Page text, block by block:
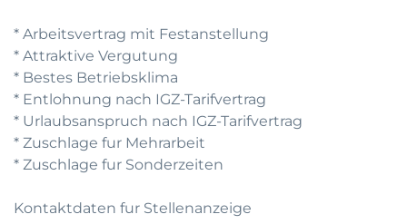
* Arbeitsvertrag mit Festanstellung
* Attraktive Vergutung
* Bestes Betriebsklima
* Entlohnung nach IGZ-Tarifvertrag
* Urlaubsanspruch nach IGZ-Tarifvertrag
* Zuschlage fur Mehrarbeit
* Zuschlage fur Sonderzeiten
Kontaktdaten fur Stellenanzeige